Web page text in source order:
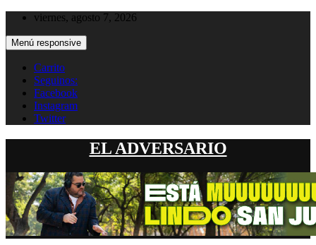
Saltar
contenido
viernes, agosto 7, 2026
Menú responsive
Carrito
Seguinos:
Facebook
Instagram
Twitter
EL ADVERSARIO